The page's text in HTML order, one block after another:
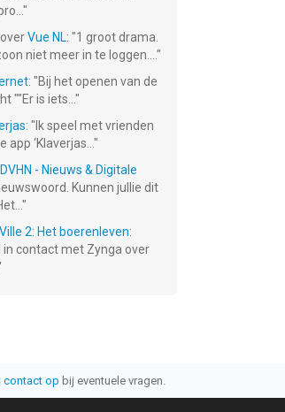
"
Vue NL: "1 groot drama.
niet meer in te loggen.... "
: "Bij het openen van de
""Er is iets... "
: " Ik speel met vrienden
‘Klaverjas... "
DVHN - Nieuws & Digitale
Kunnen jullie dit
"
2: Het boerenleven:
in contact met Zynga over
contact op bij eventuele vragen.